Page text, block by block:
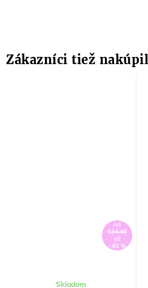
od
€34,40
až
–45 %
Skladom